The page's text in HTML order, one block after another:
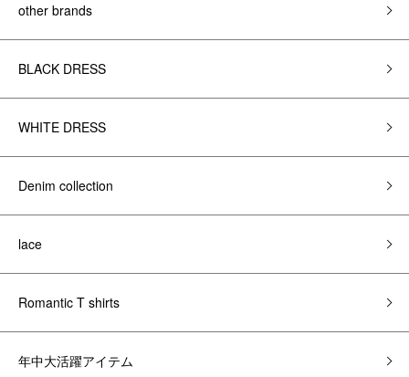
other brands
BLACK DRESS
WHITE DRESS
Denim collection
lace
Romantic T shirts
年中大活躍アイテム